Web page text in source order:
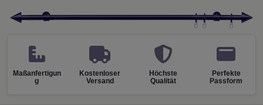
Maßanfertigun
g
Kostenloser
Versand
Höchste
Qualität
Perfekte
Passform